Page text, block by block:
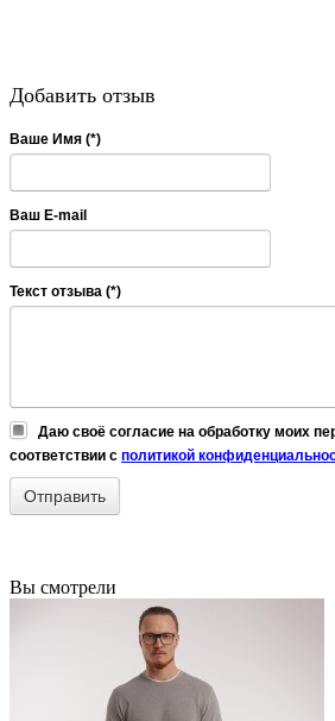
Добавить отзыв
Ваше Имя (*)
Ваш E-mail
Текст отзыва (*)
Даю своё согласие на обработку моих
соответствии с политикой
Вы смотрели